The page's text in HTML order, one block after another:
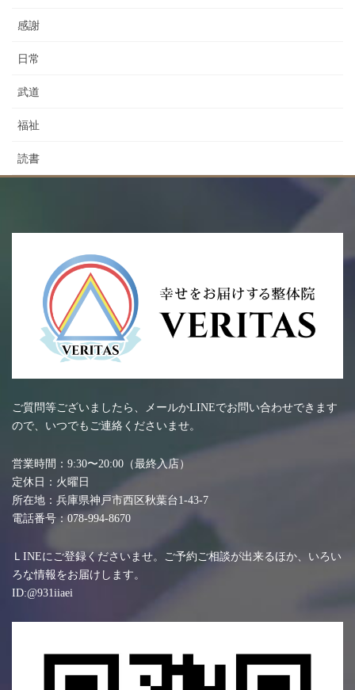
感謝
日常
武道
福祉
読書
ご質問等ございましたら、メールかLINEでお問い合わせできます
ので、いつでもご連絡くださいませ。
営業時間：9:30〜20:00（最終入店）
定休日：火曜日
所在地：兵庫県神戸市西区秋葉台1-43-7
電話番号：078-994-8670
ＬINEにご登録くださいませ。ご予約ご相談が出来るほか、いろい
ろな情報をお届けします。
ID:@931iiaei